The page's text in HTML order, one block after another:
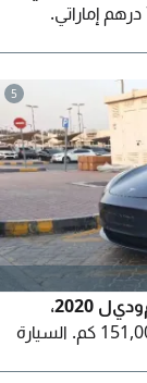
حوادث، 250,000 كم، حالة ممتازة. السعر 77,000 درهم إماراتي.
5
للبيع تسلا موديل 3 (Long Range) موديل 2020،
مواصفات خليجية، لا تزال تحت الضمان، ماشية 151,000 كم. السيارة